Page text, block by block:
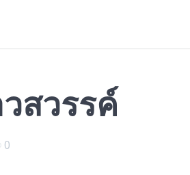
สวรรค์
0